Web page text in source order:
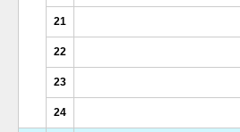
21
22
23
24